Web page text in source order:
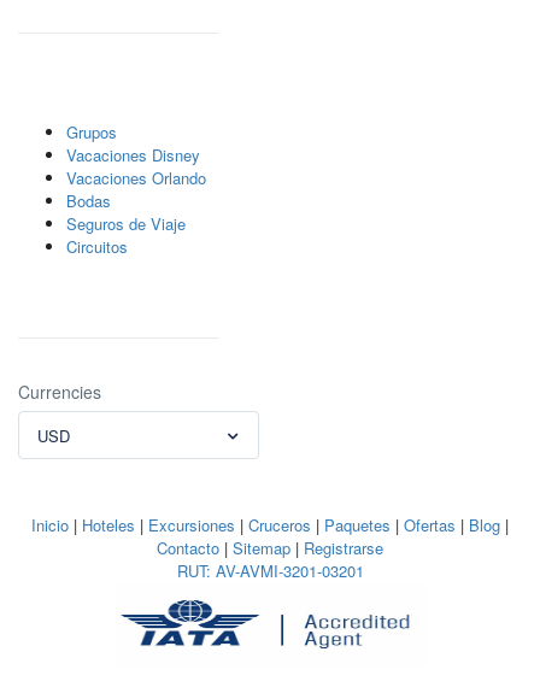
Grupos
Vacaciones Disney
Vacaciones Orlando
Bodas
Seguros de Viaje
Circuitos
Currencies
USD
Inicio | Hoteles | Excursiones | Cruceros | Paquetes | Ofertas | Blog |
Contacto | Sitemap | Registrarse
RUT: AV-AVMI-3201-03201